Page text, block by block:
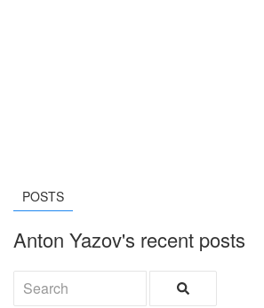
POSTS
Anton Yazov's recent posts